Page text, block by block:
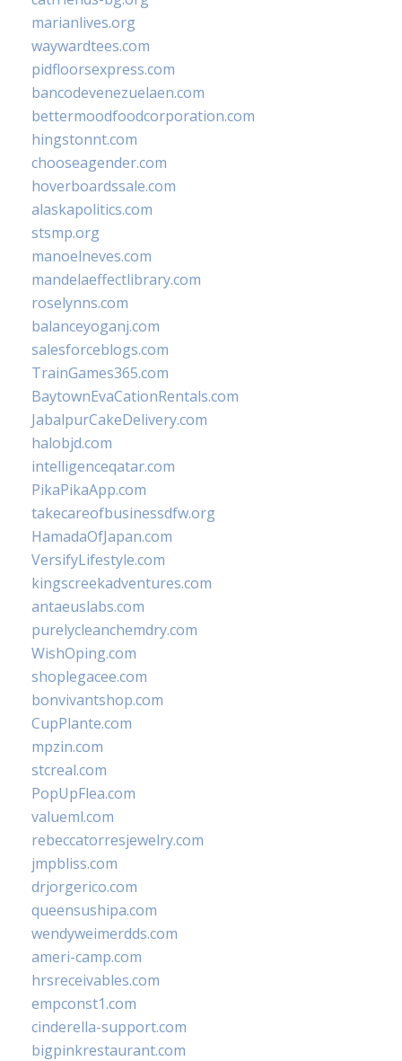
marianlives.org
waywardtees.com
pidfloorsexpress.com
bancodevenezuelaen.com
bettermoodfoodcorporation.com
hingstonnt.com
chooseagender.com
hoverboardssale.com
alaskapolitics.com
stsmp.org
manoelneves.com
mandelaeffectlibrary.com
roselynns.com
balanceyoganj.com
salesforceblogs.com
TrainGames365.com
BaytownEvaCationRentals.com
JabalpurCakeDelivery.com
halobjd.com
intelligenceqatar.com
PikaPikaApp.com
takecareofbusinessdfw.org
HamadaOfJapan.com
VersifyLifestyle.com
kingscreekadventures.com
antaeuslabs.com
purelycleanchemdry.com
WishOping.com
shoplegacee.com
bonvivantshop.com
CupPlante.com
mpzin.com
stcreal.com
PopUpFlea.com
valueml.com
rebeccatorresjewelry.com
jmpbliss.com
drjorgerico.com
queensushipa.com
wendyweimerdds.com
ameri-camp.com
hrsreceivables.com
empconst1.com
cinderella-support.com
bigpinkrestaurant.com